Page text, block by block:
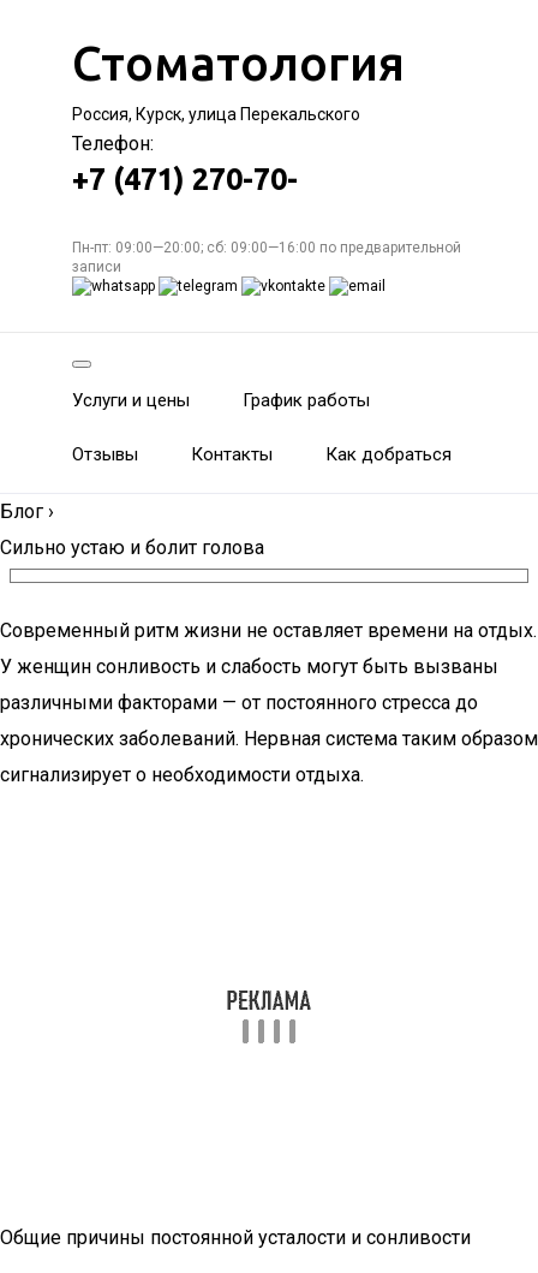
Стоматология
Россия, Курск, улица Перекальского
Телефон:
+7 (471) 270-70-
Пн-пт: 09:00—20:00; сб: 09:00—16:00 по предварительной
записи
Услуги и цены График работы
Отзывы Контакты Как добраться
Блог ›
Сильно устаю и болит голова
Современный ритм жизни не оставляет времени на отдых.
У женщин сонливость и слабость могут быть вызваны
различными факторами — от постоянного стресса до
хронических заболеваний. Нервная система таким образом
сигнализирует о необходимости отдыха.
Общие причины постоянной усталости и сонливости